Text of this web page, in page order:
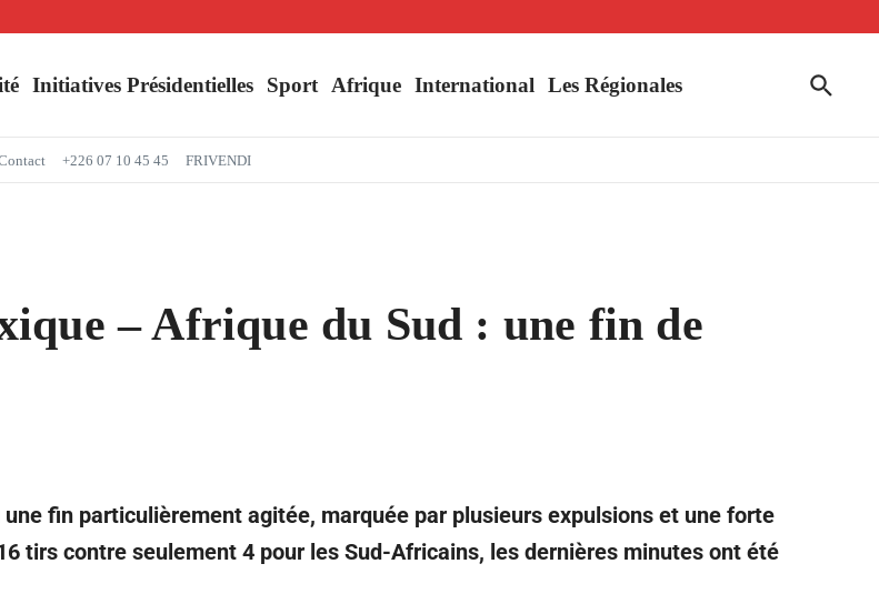
des Bleus
Initiatives Présidentielles Sport Afrique International Les Régionales
+226 07 10 45 45 FRIVENDI
– Afrique du Sud : une fin de
fin particulièrement agitée, marquée par plusieurs expulsions et une forte
tirs contre seulement 4 pour les Sud-Africains, les dernières minutes ont été